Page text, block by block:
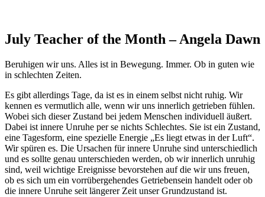
July Teacher of the Month – Angela Dawn
Beruhigen wir uns. Alles ist in Bewegung. Immer. Ob in guten wie
in schlechten Zeiten.
Es gibt allerdings Tage, da ist es in einem selbst nicht ruhig. Wir
kennen es vermutlich alle, wenn wir uns innerlich getrieben fühlen.
Wobei sich dieser Zustand bei jedem Menschen individuell äußert.
Dabei ist innere Unruhe per se nichts Schlechtes. Sie ist ein Zustand,
eine Tagesform, eine spezielle Energie „Es liegt etwas in der Luft“.
Wir spüren es. Die Ursachen für innere Unruhe sind unterschiedlich
und es sollte genau unterschieden werden, ob wir innerlich unruhig
sind, weil wichtige Ereignisse bevorstehen auf die wir uns freuen,
ob es sich um ein vorrübergehendes Getriebensein handelt oder ob
die innere Unruhe seit längerer Zeit unser Grundzustand ist.